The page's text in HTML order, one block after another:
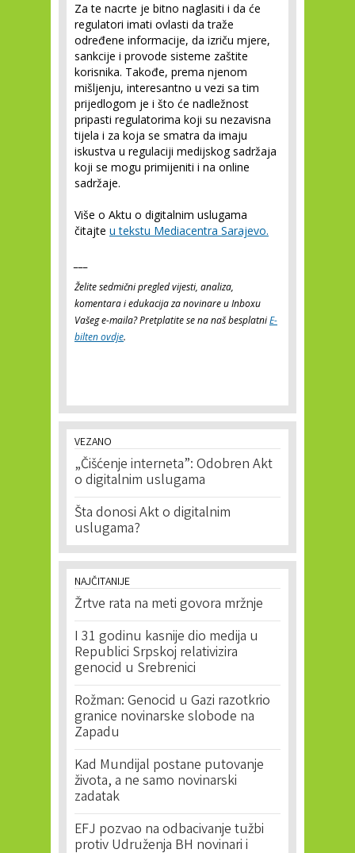
Za te nacrte je bitno naglasiti i da će
regulatori imati ovlasti da traže
određene informacije, da izriču mjere,
sankcije i provode sisteme zaštite
korisnika. Takođe, prema njenom
mišljenju, interesantno u vezi sa tim
prijedlogom je i što će nadležnost
pripasti regulatorima koji su nezavisna
tijela i za koja se smatra da imaju
iskustva u regulaciji medijskog sadržaja
koji se mogu primijeniti i na online
sadržaje.
Više o Aktu o digitalnim uslugama
čitajte u tekstu Mediacentra Sarajevo.
Želite sedmični pregled vijesti, analiza,
komentara i edukacija za novinare u Inboxu
Vašeg e-maila? Pretplatite se na naš besplatniE-
bilten ovdje.
VEZANO
„Čišćenje interneta”: Odobren Akt
o digitalnim uslugama
Šta donosi Akt o digitalnim
uslugama?
NAJČITANIJE
Žrtve rata na meti govora mržnje
I 31 godinu kasnije dio medija u
Republici Srpskoj relativizira
genocid u Srebrenici
Rožman: Genocid u Gazi razotkrio
granice novinarske slobode na
Zapadu
Kad Mundijal postane putovanje
života, a ne samo novinarski
zadatak
EFJ pozvao na odbacivanje tužbi
protiv Udruženja BH novinari i